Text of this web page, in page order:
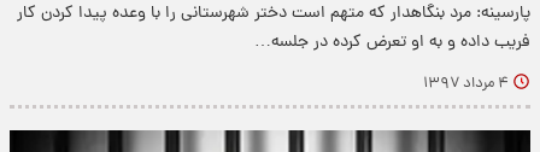
پارسینه: مرد بنگاهدار که متهم است دختر شهرستانی را با وعده پیدا کردن کار
فریب داده و به او تعرض کرده در جلسه…
۴ مرداد ۱۳۹۷